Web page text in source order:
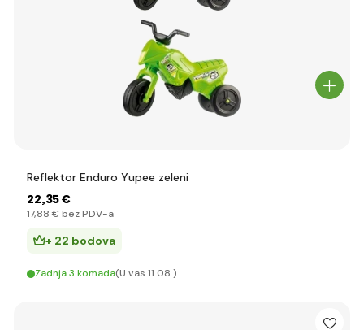
Reflektor Enduro Yupee zeleni
22,35 €
17,88 € bez PDV-a
+ 22 bodova
Zadnja 3 komada(U vas 11.08.)